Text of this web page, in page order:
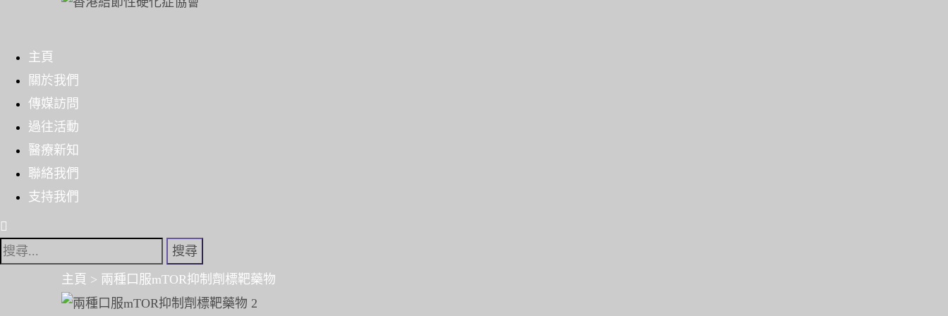
content主頁
關於我們
傳媒訪問
過往活動
醫療新知
聯絡我們
支持我們
搜
主頁 > 兩種口服mTOR抑制劑標靶藥物